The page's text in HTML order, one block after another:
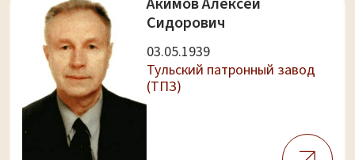
Сидорович
03.05.1939
Тульский патронный завод
(ТПЗ)